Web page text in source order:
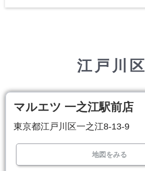
江戸川区
マルエツ 一之江駅前店
東京都江戸川区一之江8-13-9
地図をみる